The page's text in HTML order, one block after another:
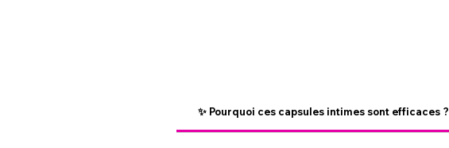
✨ Pourquoi ces capsules intimes sont efficaces ?